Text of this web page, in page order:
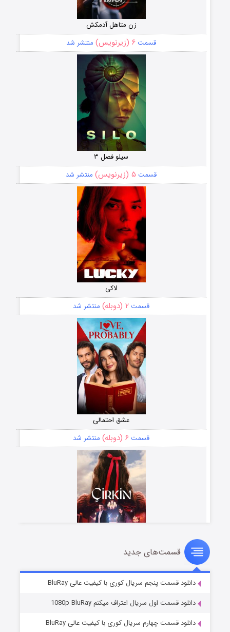
زن متاهل آدمکش
قسمت ۶ (زیرنویس) منتشر شد
سیلو فصل ۳
قسمت ۵ (زیرنویس) منتشر شد
لاکی
قسمت ۲ (دوبله) منتشر شد
عشق احتمالی
قسمت ۶ (دوبله) منتشر شد
سریال زشت
قسمت۵ (زیرنویس) منتشر شد
قسمت‌های جدید
دانلود قسمت پنجم سریال کوری با کیفیت عالی BluRay
دانلود قسمت اول سریال اعتراف میکنم 1080p BluRay
دانلود قسمت چهارم سریال کوری با کیفیت عالی BluRay